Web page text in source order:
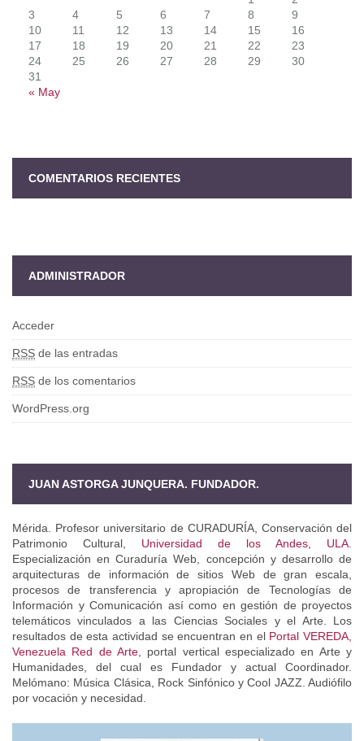
« May
3
4 5 6 7 8
9
10
11 12 13 14 15
16
17
18 19 20 21 22
23
24
25 26 27 28 29
30
31
COMENTARIOS RECIENTES
ADMINISTRADOR
Acceder
RSS de las entradas
RSS de los comentarios
WordPress.org
JUAN ASTORGA JUNQUERA. FUNDADOR.
Mérida. Profesor universitario de CURADURÍA, Conservación del
Patrimonio Cultural, Universidad de los Andes, ULA
Especialización en Curaduría Web, concepción y desarrollo de
arquitecturas de información de sitios Web de gran escala,
procesos de transferencia y apropiación de Tecnologías de
Información y Comunicación así como en gestión de proyectos
telemáticos vinculados a las Ciencias Sociales y el Arte. Los
resultados de esta actividad se encuentran en el Portal VEREDA,
Venezuela Red de Arte , portal vertical especializado en Arte y
Humanidades, del cual es Fundador y actual Coordinador.
Melómano: Música Clásica, Rock Sinfónico y Cool JAZZ. Audiófilo
por vocación y necesidad.